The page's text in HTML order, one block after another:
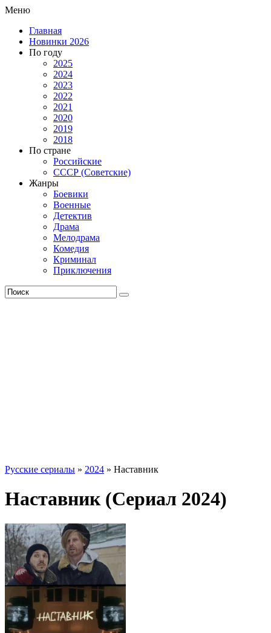
Меню
Главная
Новинки 2026
По году
2025
2024
2023
2022
2021
2020
2019
2018
По стране
Российские
СССР (Советские)
Жанры
Боевики
Военные
Детектив
Драма
Мелодрама
Комедия
Криминал
Приключения
Русские сериалы » 2024 » Наставник
Наставник (Сериал 2024)